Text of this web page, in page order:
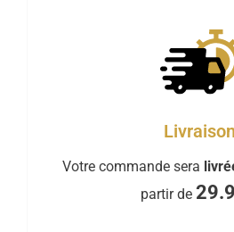
Livraison
Votre commande sera
partir de